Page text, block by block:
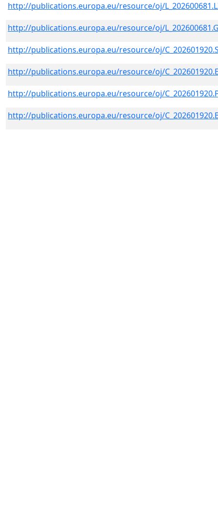
http://publications.europa.eu/resource/oj/
http://publications.europa.eu/resource/oj/
http://publications.europa.eu/resource/oj/
http://publications.europa.eu/resource/oj/
http://publications.europa.eu/resource/oj/
http://publications.europa.eu/resource/oj/